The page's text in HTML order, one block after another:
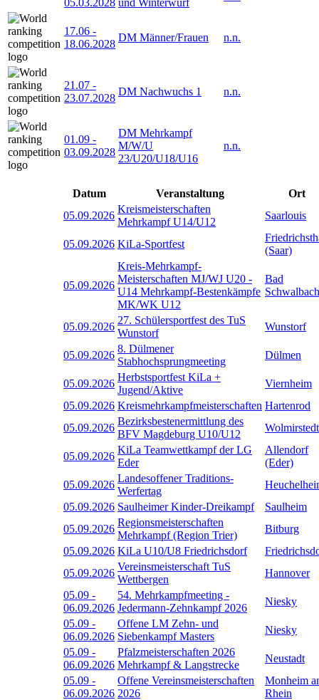
17.06 -
18.06.2028
DM Männer/Frauen n.n.
21.07 -
23.07.2028
DM Nachwuchs 1 n.n.
01.09 -
03.09.2028
DM Mehrkampf
M/W/U
23/U20/U18/U16
n.n.
Datum Veranstaltung
Ort
05.09.2026
Kreismeisterschaften
Mehrkampf U14/U12
Saarlouis
05.09.2026 KiLa-Sportfest
(Saar)
05.09.2026
Kreis-Mehrkampf-
Meisterschaften MJ/WJ U20 -
U14 Mehrkampf-Bestenkämpfe
MK/WK U12
Bad
Schwalbach
05.09.2026
27. Schülersportfest des TuS
Wunstorf
Wunstorf
05.09.2026
8. Dülmener
Stabhochsprungmeeting
Dülmen
05.09.2026
Herbstsportfest KiLa +
Jugend/Aktive
Viernheim
05.09.2026 Kreismehrkampfmeisterschaften Hartenrod
05.09.2026
Bezirksbestenermittlung des
BFV Magdeburg U10/U12
Wolmirstedt
05.09.2026
KiLa Teamwettkampf der LG
Eder
Allendorf
(Eder)
05.09.2026
Landesoffener Traditions-
Werfertag
05.09.2026 Saulheimer Kinder-Dreikampf
Saulheim
05.09.2026
Regionsmeisterschaften
Mehrkampf (Region Trier)
Bitburg
05.09.2026 KiLa U10/U8 Friedrichsdorf
05.09.2026
Vereinsmeisterschaft TuS
Wettbergen
Hannover
05.09 -
06.09.2026
54. Mehrkampfmeeting -
Jedermann-Zehnkampf 2026
Niesky
05.09 -
06.09.2026
Offene LM Zehn- und
Siebenkampf Masters
Niesky
05.09 -
06.09.2026
Pfalzmeisterschaften 2026
Mehrkampf & Langstrecke
Neustadt
05.09 -
06.09.2026
Offene Vereinsmeisterschaften
2026
Monheim
Rhein